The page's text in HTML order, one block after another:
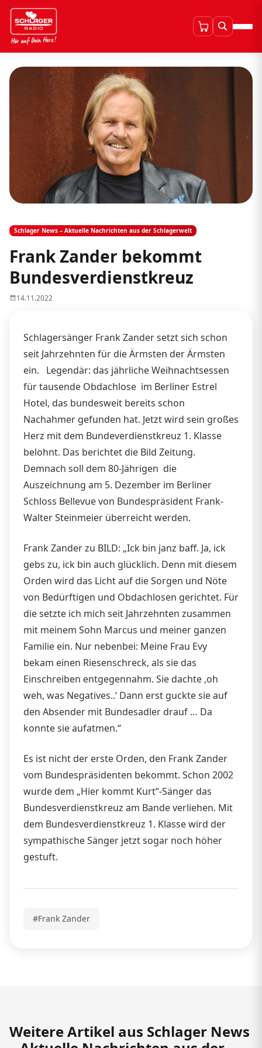
Schlager News – Aktuelle Nachrichten aus der Schlagerwelt
Frank Zander bekommt
Bundesverdienstkreuz
14.11.2022
Schlagersänger Frank Zander setzt sich schon
seit Jahrzehnten für die Ärmsten der Ärmsten
ein. Legendär: das jährliche Weihnachtsessen
für tausende Obdachlose im Berliner Estrel
Hotel, das bundesweit bereits schon
Nachahmer gefunden hat. Jetzt wird sein großes
Herz mit dem Bundeverdienstkreuz 1. Klasse
belohnt. Das berichtet die Bild Zeitung.
Demnach soll dem 80-Jährigen die
Auszeichnung am 5. Dezember im Berliner
Schloss Bellevue von Bundespräsident Frank-
Walter Steinmeier überreicht werden.
Frank Zander zu BILD: „Ick bin janz baff. Ja, ick
gebs zu, ick bin auch glücklich. Denn mit diesem
Orden wird das Licht auf die Sorgen und Nöte
von Bedürftigen und Obdachlosen gerichtet. Für
die setzte ich mich seit Jahrzehnten zusammen
mit meinem Sohn Marcus und meiner ganzen
Familie ein. Nur nebenbei: Meine Frau Evy
bekam einen Riesenschreck, als sie das
Einschreiben entgegennahm. Sie dachte ,oh
weh, was Negatives..‘ Dann erst guckte sie auf
den Absender mit Bundesadler drauf … Da
konnte sie aufatmen.“
Es ist nicht der erste Orden, den Frank Zander
vom Bundespräsidenten bekommt. Schon 2002
wurde dem „Hier kommt Kurt“-Sänger das
Bundesverdienstkreuz am Bande verliehen. Mit
dem Bundesverdienstkreuz 1. Klasse wird der
sympathische Sänger jetzt sogar noch höher
gestuft.
#Frank Zander
Weitere Artikel aus Schlager News